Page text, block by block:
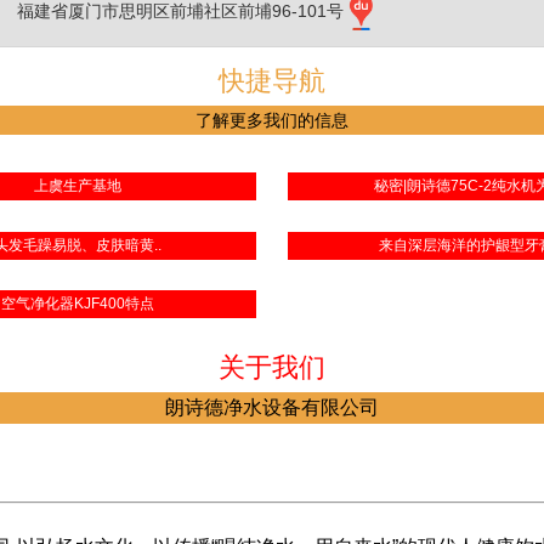
福建省厦门市思明区前埔社区前埔96-101号
快捷导航
了解更多我们的信息
上虞生产基地 秘密|朗诗德75C-2纯水机
发毛躁易脱、皮肤暗黄.. 来自深层海洋的护龈型牙
空气净化器KJF400特点
关于我们
朗诗德净水设备有限公司